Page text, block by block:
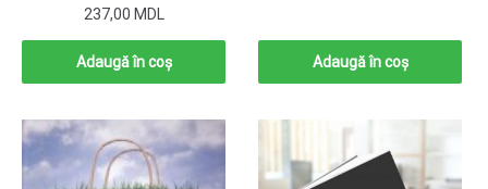
237,00 MDL
Adaugă în coș Adaugă în coș